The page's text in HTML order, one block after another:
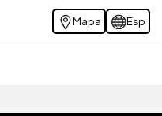
Mapa Esp